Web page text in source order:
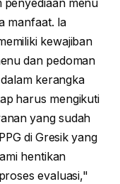
penyediaan menu
manfaat. Ia
kewajiban
dan pedoman
kerangka
harus mengikuti
yang sudah
di Gresik yang
hentikan
evaluasi,"